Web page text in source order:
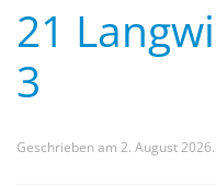
21
3
Geschrieben am 2. August 2026.